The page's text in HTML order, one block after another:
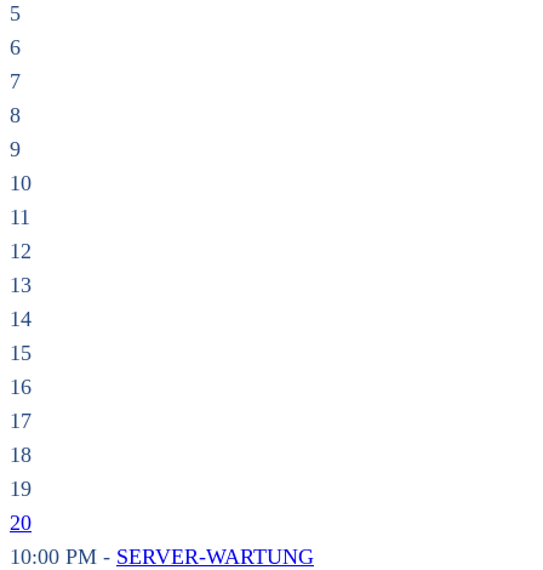
5
6
7
8
9
10
11
12
13
14
15
16
17
18
19
20
10:00 PM - SERVER-WARTUNG